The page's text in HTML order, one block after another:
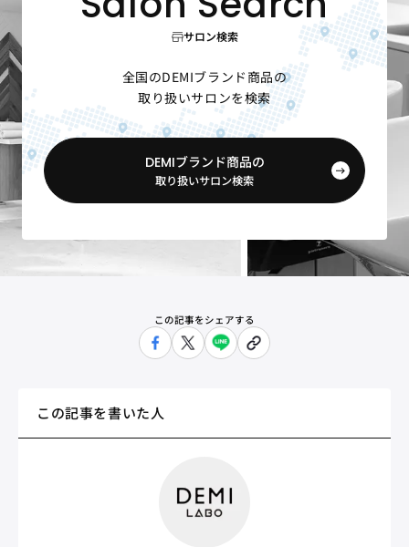
サロン検索
全国のDEMIブランド商品の
取り扱いサロンを検索
DEMIブランド商品の
取り扱いサロン検索
この記事をシェアする
この記事を書いた人